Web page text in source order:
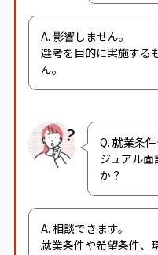
A. 影響しません。
選考を目的に実施する
ん。
Q. 就業条
ジュアル
か？
A. 相談できます。
就業条件や希望条件、